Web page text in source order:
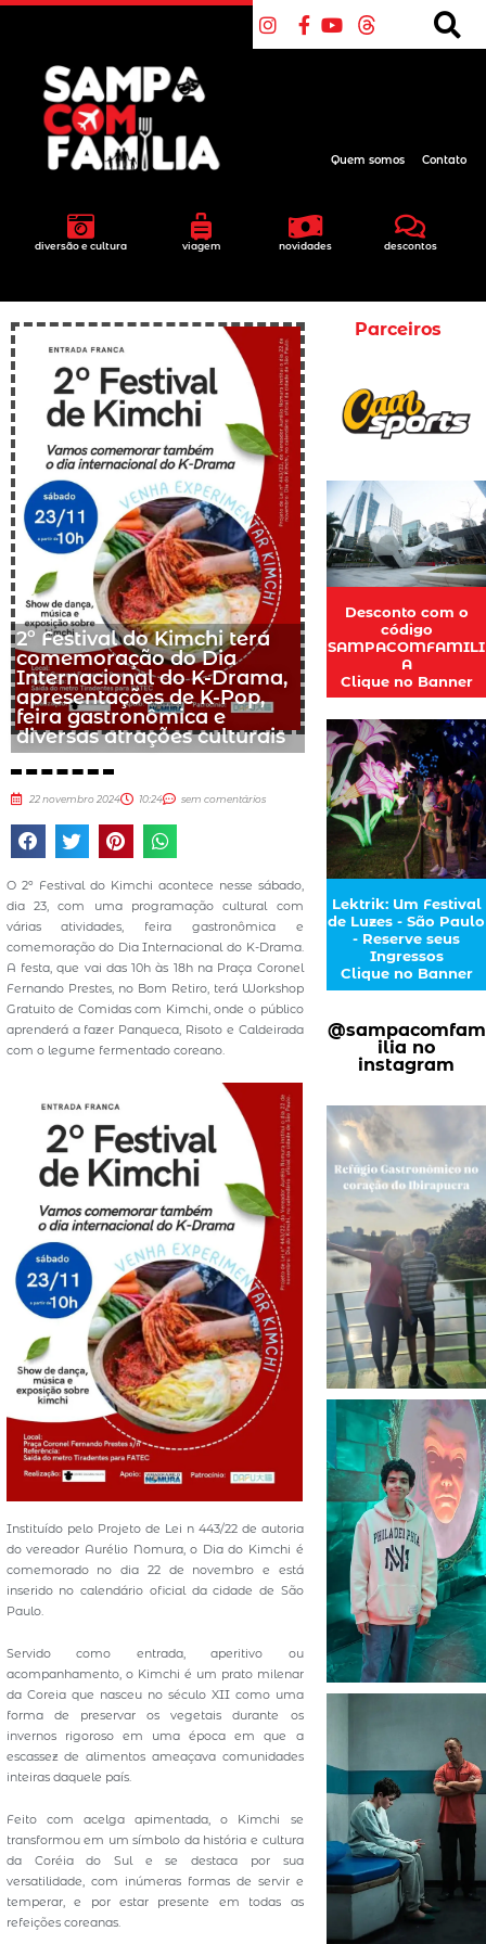
diversão e cultura viagem novidades descontos
Quem somos Contato
2º Festival do Kimchi terá
comemoração do Dia
Internacional do K-Drama,
apresentações de K-Pop,
feira gastronômica e
diversas atrações culturais
22 novembro 2024 10:24 sem comentários
O 2º Festival do Kimchi acontece nesse sábado,
dia 23, com uma programação cultural com
várias atividades, feira gastronômica e
comemoração do Dia Internacional do K-Drama.
A festa, que vai das 10h às 18h na Praça Coronel
Fernando Prestes, no Bom Retiro, terá Workshop
Gratuito de Comidas com Kimchi, onde o público
aprenderá a fazer Panqueca, Risoto e Caldeirada
com o legume fermentado coreano.
Instituído pelo Projeto de Lei n 443/22 de autoria
do vereador Aurélio Nomura, o Dia do Kimchi é
comemorado no dia 22 de novembro e está
inserido no calendário oficial da cidade de São
Paulo.
Servido como entrada, aperitivo ou
acompanhamento, o Kimchi é um prato milenar
da Coreia que nasceu no século XII como uma
forma de preservar os vegetais durante os
invernos rigoroso em uma época em que a
escassez de alimentos ameaçava comunidades
inteiras daquele país.
Feito com acelga apimentada, o Kimchi se
transformou em um símbolo da história e cultura
da Coréia do Sul e se destaca por sua
versatilidade, com inúmeras formas de servir e
temperar, e por estar presente em todas as
refeições coreanas.
Parceiros
Desconto com o
código
SAMPACOMFAMILI
A
Clique no Banner
Lektrik: Um Festival
de Luzes - São Paulo
- Reserve seus
Ingressos
Clique no Banner
@sampacomfam
ilia no
instagram